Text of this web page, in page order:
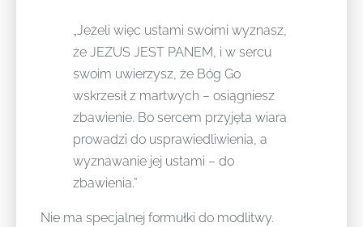
„Jeżeli więc ustami swoimi wyznasz,
że JEZUS JEST PANEM, i w sercu
swoim uwierzysz, że Bóg Go
wskrzesił z martwych – osiągniesz
zbawienie. Bo sercem przyjęta wiara
prowadzi do usprawiedliwienia, a
wyznawanie jej ustami – do
zbawienia.”
Nie ma specjalnej formułki do modlitwy.